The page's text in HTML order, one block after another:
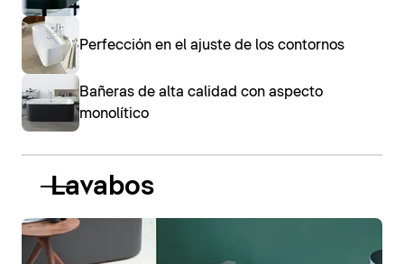
Perfección en el ajuste de los contornos
Bañeras de alta calidad con aspecto
monolítico
Lavabos